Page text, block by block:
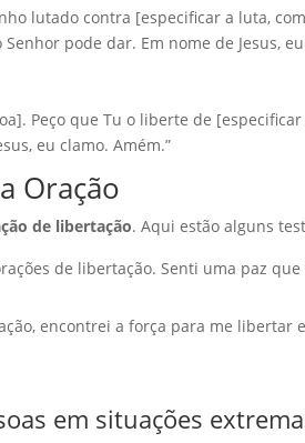
lutado contra [especificar a luta,
pode dar. Em nome de Jesus,
Peço que Tu o liberte de
eu clamo. Amém.”
Oração
de libertação. Aqui estão alguns
de libertação. Senti uma paz
encontrei a força para me libertar
em situações